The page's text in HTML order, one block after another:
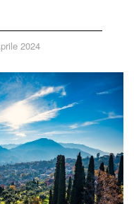
2024